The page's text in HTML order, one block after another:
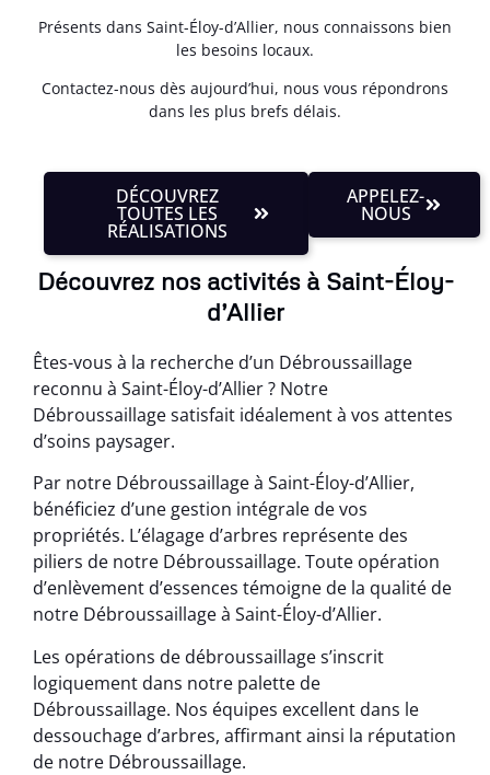
Présents dans Saint-Éloy-d’Allier, nous connaissons bien
les besoins locaux.
Contactez-nous dès aujourd’hui, nous vous répondrons
dans les plus brefs délais.
DÉCOUVREZ
TOUTES LES
RÉALISATIONS
APPELEZ-
NOUS
Découvrez nos activités à Saint-Éloy-
d’Allier
Êtes-vous à la recherche d’un Débroussaillage
reconnu à Saint-Éloy-d’Allier ? Notre
Débroussaillage satisfait idéalement à vos attentes
d’soins paysager.
Par notre Débroussaillage à Saint-Éloy-d’Allier,
bénéficiez d’une gestion intégrale de vos
propriétés. L’élagage d’arbres représente des
piliers de notre Débroussaillage. Toute opération
d’enlèvement d’essences témoigne de la qualité de
notre Débroussaillage à Saint-Éloy-d’Allier.
Les opérations de débroussaillage s’inscrit
logiquement dans notre palette de
Débroussaillage. Nos équipes excellent dans le
dessouchage d’arbres, affirmant ainsi la réputation
de notre Débroussaillage.